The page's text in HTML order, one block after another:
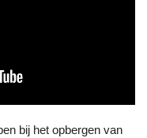
bij het opbergen van